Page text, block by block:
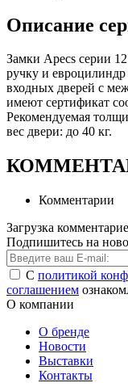
Описание
Замки Apecs серии
ручку и
входных дверей с
имеют сертификат
Рекомендуемая
вес двери: до 40 кг.
Комментарии
Загрузка
Подпишитесь на
С политикой
соглашением
О компании
О бренде
Новости
Выставки
Контакты